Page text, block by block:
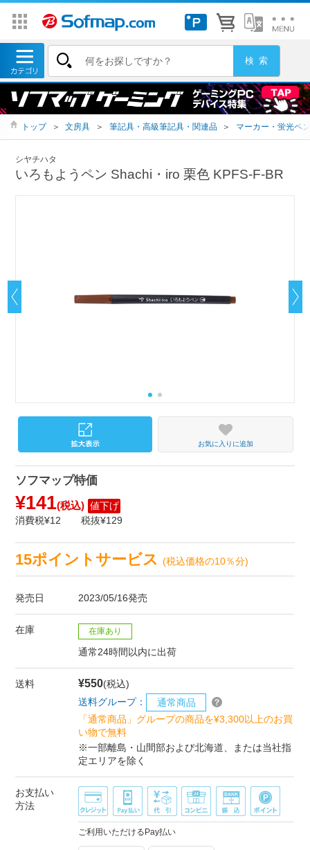
トップ ＞ 文房具 ＞ 筆記具・高級筆記具・関連品 ＞ マーカー・蛍光ペン
シヤチハタ
いろもようペン Shachi・iro 栗色 KPFS-F-BR
お気に入りに追加
ソフマップ特価
¥141(税込) 値下げ
消費税¥12
税抜¥129
15ポイントサービス(税込価格の10％分)
発売日 2023/05/16発売
在庫 在庫あり
通常24時間以内に出荷
送料 ¥550(税込)
送料グループ：
通常商品
「通常商品」グループの商品を¥3,300以上のお買
い物で無料
※一部離島・山間部および北海道、または当社指
定エリアを除く
お支払い
方法
ご利用いただけるPay払い